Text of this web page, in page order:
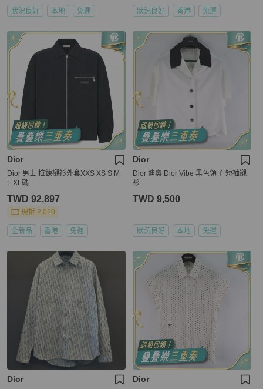
狀況良好 本地 免運 狀況良好 香港 免運
Dior
Dior 男士 拉鍊襯衫外套XXS XS S M
L XL碼
TWD 92,897
現折 2,020
全新品 香港 免運
Dior
Dior 迪奧 Dior Vibe 黑色領子 短袖襯
衫
TWD 9,500
狀況良好 本地 免運
Dior Dior